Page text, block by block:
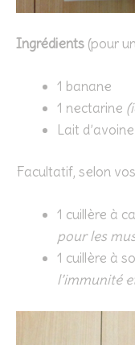
Ingrédients (pour
1 banane
1 nectarine
Lait d’avoine
Facultatif, selon
1 cuillère à
pour les
1 cuillère à
l’immunité